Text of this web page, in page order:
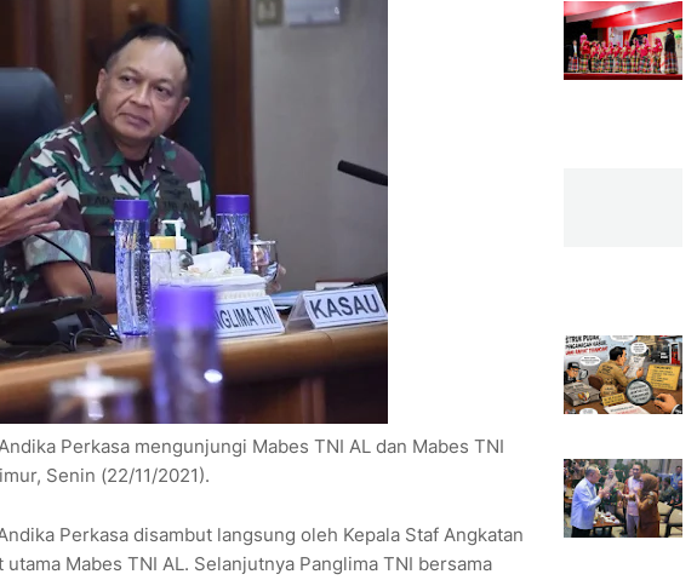
Perkasa mengunjungi Mabes TNI AL dan Mabes TNI
Senin (22/11/2021).
Perkasa disambut langsung oleh Kepala Staf Angkatan
Mabes TNI AL. Selanjutnya Panglima TNI bersama